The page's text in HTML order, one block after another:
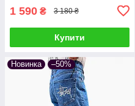
1 590 ₴ 3 180 ₴
Купити
Новинка –50%